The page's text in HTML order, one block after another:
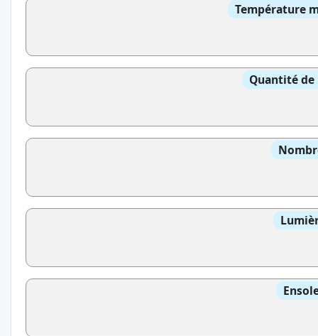
Température
Quantité